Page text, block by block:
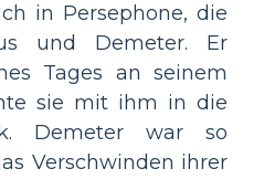
in Persephone, die
und Demeter. Er
Tages an seinem
sie mit ihm in die
Demeter war so
Verschwinden ihrer